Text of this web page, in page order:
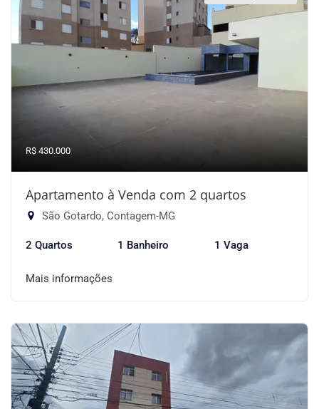
R$ 430.000
Apartamento à Venda com 2 quartos
São Gotardo, Contagem-MG
2 Quartos 1 Banheiro 1 Vaga
Mais informações